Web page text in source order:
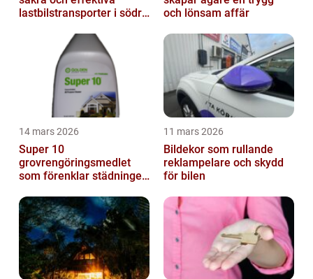
lastbilstransporter i södra
och lönsam affär
14 mars 2026
Super 10
grovrengöringsmedlet
som förenklar städningen
11 mars 2026
Bildekor som rullande
reklampelare och skydd
för bilen